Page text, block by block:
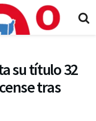
su título 32
tras